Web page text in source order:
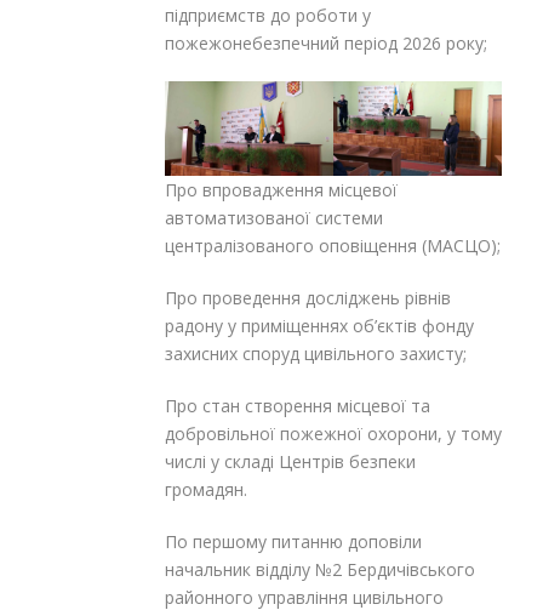
підприємств до роботи у
пожежонебезпечний період 2026 року;
Про впровадження місцевої
автоматизованої системи
централізованого оповіщення (МАСЦО);
Про проведення досліджень рівнів
радону у приміщеннях об’єктів фонду
захисних споруд цивільного захисту;
Про стан створення місцевої та
добровільної пожежної охорони, у тому
числі у складі Центрів безпеки
громадян.
По першому питанню доповіли
начальник відділу №2 Бердичівського
районного управління цивільного